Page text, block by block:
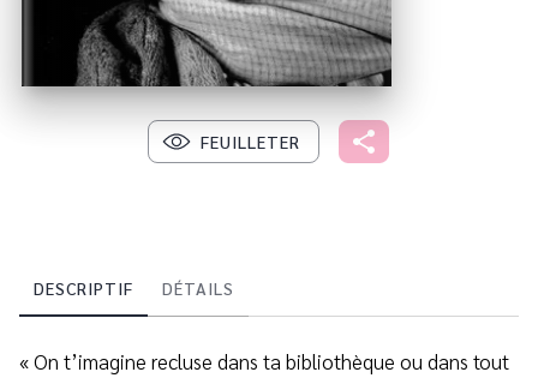
FEUILLETER
DESCRIPTIF DÉTAILS
« On t’imagine recluse dans ta bibliothèque ou dans tout